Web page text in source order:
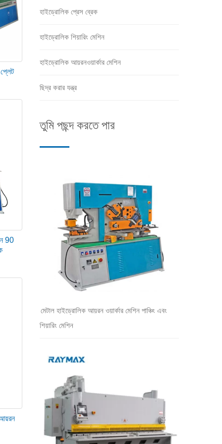
মেকানিক্যাল তেল এবং ক্যালসিয়াম বেস গ্রীসের 4:1 মিশ্রণে
আয়রনওয়ার্কার মেশিন রয়েছে যা সমস্ত আকারের ধাতুর জন্য
শিল্প ইত্যাদি) ধাতু প্রক্রিয়াকরণের জন্য পছন্দের সরঞ্জাম। এটি
ধাতু তৈরি, টেলিযোগাযোগ শিল্প, সেতু তৈরি ইত্যাদি পরিষেবা
90
আয়রন
হাইড্রোলিক প্রেস ব্রেক
হাইড্রোলিক শিয়ারিং মেশিন
হাইড্রোলিক আয়রনওয়ার্কার মেশিন
ছিদ্র করার যন্ত্র
তুমি পছন্দ করতে পার
মেটাল হাইড্রোলিক আয়রন ওয়ার্কার মেশিন পাঞ্চিং এবং
শিয়ারিং মেশিন